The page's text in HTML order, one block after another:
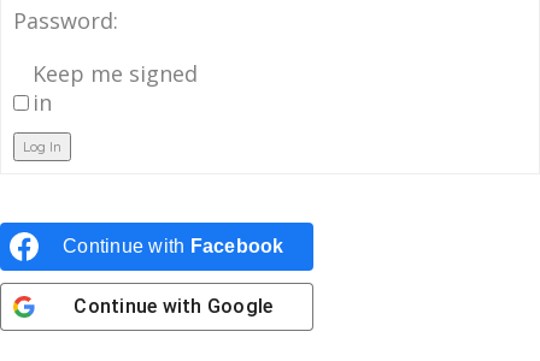
Password:
Keep me signed
in
Log In
Continue with Facebook
Continue with Google